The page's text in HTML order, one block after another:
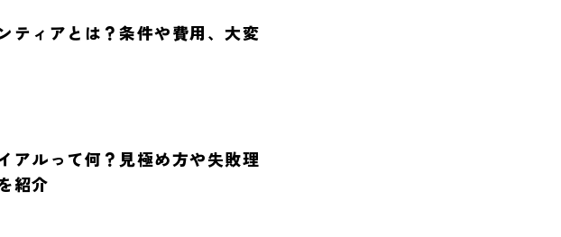
ティアとは？条件や費用、大変
アルって何？見極め方や失敗理
紹介